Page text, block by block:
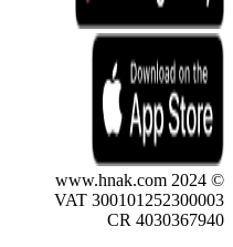
© 2024 www.hnak.com
VAT 300101252300003
CR 4030367940